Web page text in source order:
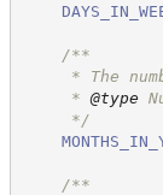
/**
* The
* @type
*/
/**